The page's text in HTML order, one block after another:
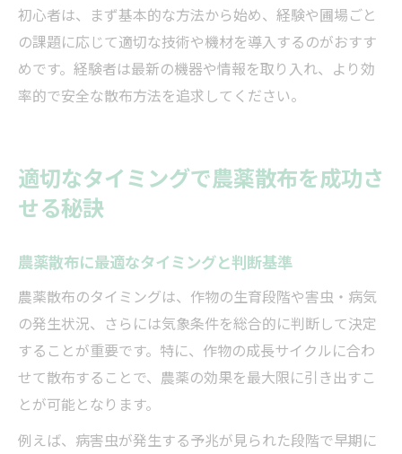
初心者は、まず基本的な方法から始め、経験や圃場ごと
の課題に応じて適切な技術や機材を導入するのがおすす
めです。経験者は最新の機器や情報を取り入れ、より効
率的で安全な散布方法を追求してください。
適切なタイミングで農薬散布を成功さ
せる秘訣
農薬散布に最適なタイミングと判断基準
農薬散布のタイミングは、作物の生育段階や害虫・病気
の発生状況、さらには気象条件を総合的に判断して決定
することが重要です。特に、作物の成長サイクルに合わ
せて散布することで、農薬の効果を最大限に引き出すこ
とが可能となります。
例えば、病害虫が発生する予兆が見られた段階で早期に